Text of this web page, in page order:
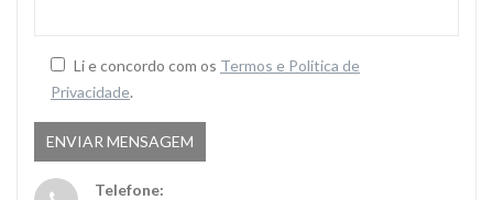
Li e concordo com os Termos e Politica de
Privacidade.
Telefone: